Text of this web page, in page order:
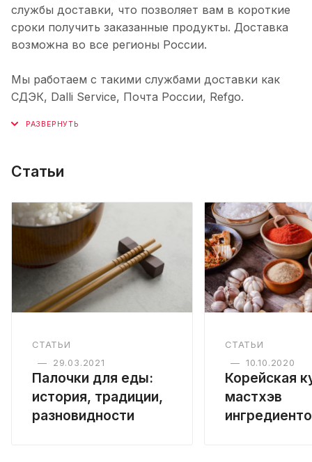
службы доставки, что позволяет вам в короткие
сроки получить заказанные продукты. Доставка
возможна во все регионы России.
Мы работаем с такими службами доставки как
СДЭК, Dalli Service, Почта России, Refgo.
Статьи
СТАТЬИ
—
29.03.2021
Палочки для еды:
история, традиции,
разновидности
СТАТЬИ
— 10.10.2020
Корейская
мастхэв